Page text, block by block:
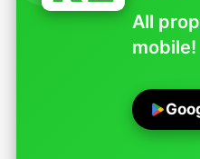
All
mobile!